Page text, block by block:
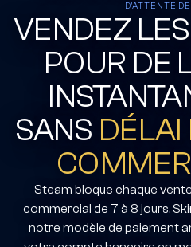
D'ATTENTE
VENDEZ
POUR DE
SANS DÉLAI
Steam bloque chaque
commercial de 7 à 8 jours.
notre modèle de paiement